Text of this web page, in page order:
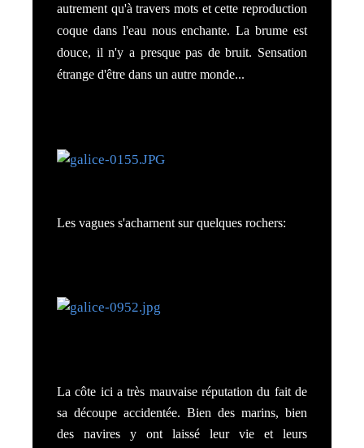
autrement qu'à travers mots et cette reproduction
coque dans l'eau nous enchante. La brume est
douce, il n'y a presque pas de bruit. Sensation
étrange d'être dans un autre monde...
Les vagues s'acharnent sur quelques rochers:
La côte ici a très mauvaise réputation du fait de
sa découpe accidentée. Bien des marins, bien
des navires y ont laissé leur vie et leurs